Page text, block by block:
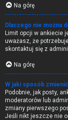
Na górę
Dlaczego nie można
Limit opcji w ankiecie
uważasz, że
skontaktuj się z
Na górę
W jaki sposób
Podobnie, jak posty,
moderatorów lub
zmiany pierwszego
Jeśli nikt jeszcze nie